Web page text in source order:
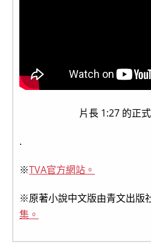
片長 1:27 的正
.
※TVA官方網站。
※原著小說中文版由青文出版
集。